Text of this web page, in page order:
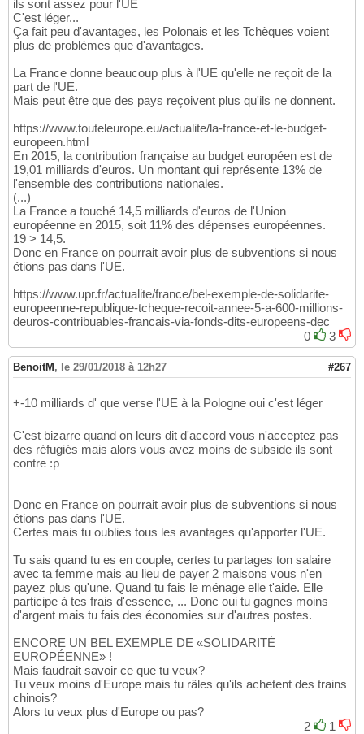
ils sont assez pour l'UE
C'est léger...
Ça fait peu d'avantages, les Polonais et les Tchèques voient
plus de problèmes que d'avantages.
La France donne beaucoup plus à l'UE qu'elle ne reçoit de la
part de l'UE.
Mais peut être que des pays reçoivent plus qu'ils ne donnent.
https://www.touteleurope.eu/actualite/la-france-et-le-budget-
europeen.html
En 2015, la contribution française au budget européen est de
19,01 milliards d'euros. Un montant qui représente 13% de
l'ensemble des contributions nationales.
(...)
La France a touché 14,5 milliards d'euros de l'Union
européenne en 2015, soit 11% des dépenses européennes.
19 > 14,5.
Donc en France on pourrait avoir plus de subventions si nous
étions pas dans l'UE.
https://www.upr.fr/actualite/france/bel-exemple-de-solidarite-
europeenne-republique-tcheque-recoit-annee-5-a-600-millions-
deuros-contribuables-francais-via-fonds-dits-europeens-dec
0
3
BenoitM , le 29/01/2018 à 12h27 #267
+-10 milliards d' que verse l'UE à la Pologne oui c'est léger
C'est bizarre quand on leurs dit d'accord vous n'acceptez pas
des réfugiés mais alors vous avez moins de subside ils sont
contre :p
Donc en France on pourrait avoir plus de subventions si nous
étions pas dans l'UE.
Certes mais tu oublies tous les avantages qu'apporter l'UE.
Tu sais quand tu es en couple, certes tu partages ton salaire
avec ta femme mais au lieu de payer 2 maisons vous n'en
payez plus qu'une. Quand tu fais le ménage elle t'aide. Elle
participe à tes frais d'essence, ... Donc oui tu gagnes moins
d'argent mais tu fais des économies sur d'autres postes.
ENCORE UN BEL EXEMPLE DE «SOLIDARITÉ
EUROPÉENNE» !
Mais faudrait savoir ce que tu veux?
Tu veux moins d'Europe mais tu râles qu'ils achetent des trains
chinois?
Alors tu veux plus d'Europe ou pas?
2
1